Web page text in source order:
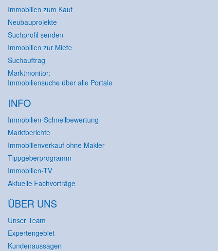
Immobilien zum Kauf
Neubauprojekte
Suchprofil senden
Immobilien zur Miete
Suchauftrag
Marktmonitor:
Immobiliensuche über alle Portale
INFO
Immobilien-Schnellbewertung
Marktberichte
Immobilienverkauf ohne Makler
Tippgeberprogramm
Immobilien-TV
Aktuelle Fachvorträge
ÜBER UNS
Unser Team
Expertengebiet
Kundenaussagen